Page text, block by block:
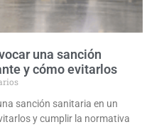
una sanción
y cómo evitarlos
sanción sanitaria en un
y cumplir la normativa